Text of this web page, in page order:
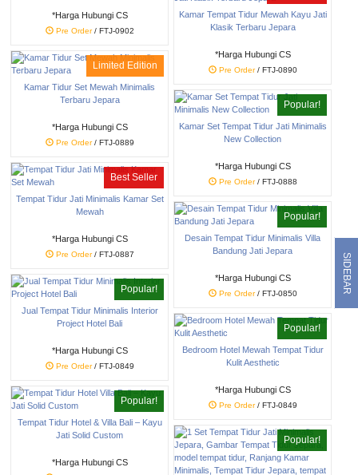
*Harga Hubungi CS
Pre Order/ FTJ-0902
Kamar Tempat Tidur Mewah Kayu Jati
Klasik Terbaru Jepara
*Harga Hubungi CS
Pre Order/ FTJ-0890
Limited Edition
Kamar Tidur Set Mewah Minimalis
Terbaru Jepara
*Harga Hubungi CS
Pre Order/ FTJ-0889
Popular!
Kamar Set Tempat Tidur Jati Minimalis
New Collection
*Harga Hubungi CS
Pre Order/ FTJ-0888
Best Seller
Tempat Tidur Jati Minimalis Kamar Set
Mewah
*Harga Hubungi CS
Pre Order/ FTJ-0887
Popular!
Desain Tempat Tidur Minimalis Villa
Bandung Jati Jepara
*Harga Hubungi CS
Pre Order/ FTJ-0850
Popular!
Jual Tempat Tidur Minimalis Interior
Project Hotel Bali
*Harga Hubungi CS
Pre Order/ FTJ-0849
Popular!
Bedroom Hotel Mewah Tempat Tidur
Kulit Aesthetic
*Harga Hubungi CS
Pre Order/ FTJ-0849
Popular!
Tempat Tidur Hotel & Villa Bali – Kayu
Jati Solid Custom
*Harga Hubungi CS
Popular!
SIDEBAR